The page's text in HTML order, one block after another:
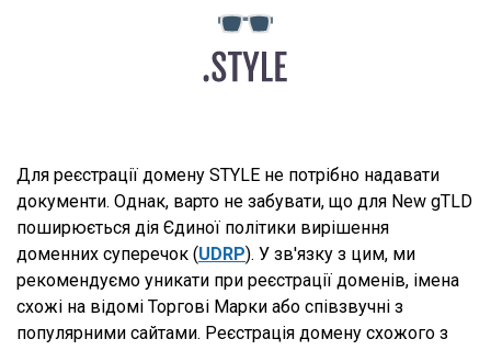
Для реєстрації домену STYLE не потрібно надавати
документи. Однак, варто не забувати, що для New gTLD
поширюється дія Єдиної політики вирішення
доменних суперечок (UDRP). У зв'язку з цим, ми
рекомендуємо уникати при реєстрації доменів, імена
схожі на відомі Торгові Марки або співзвучні з
популярними сайтами. Реєстрація домену схожого з